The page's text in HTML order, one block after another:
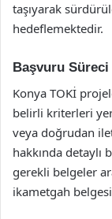
taşıyarak
hedeflemektedir.
Başvuru
Konya TOKİ
belirli kriterleri
veya doğrudan
hakkında detaylı
gerekli belgeler
ikametgah